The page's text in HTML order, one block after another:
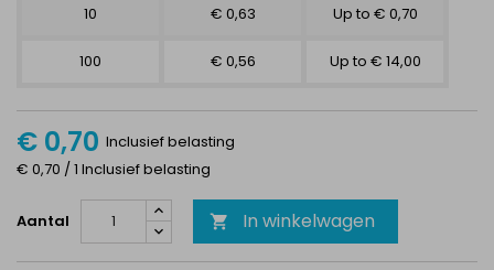
10 € 0,63 Up to € 0,70
100 € 0,56 Up to € 14,00
€ 0,70 Inclusief belasting
€ 0,70 / 1 Inclusief belasting
Aantal  In winkelwagen